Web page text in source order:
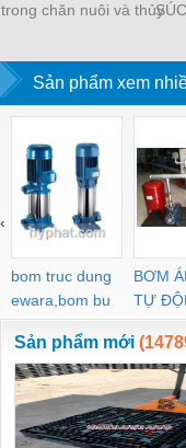
trong chăn nuôi và thủy
Sản phẩm xem
bom truc dung
ewara,bom bu
ewara
BƠM
TỰ
‹
Sản phẩm mới